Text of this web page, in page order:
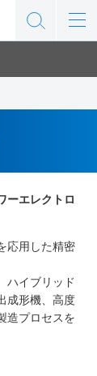
ーエレクトロ
応用した精密
ハイブリッド
成形機、高度
造プロセスを